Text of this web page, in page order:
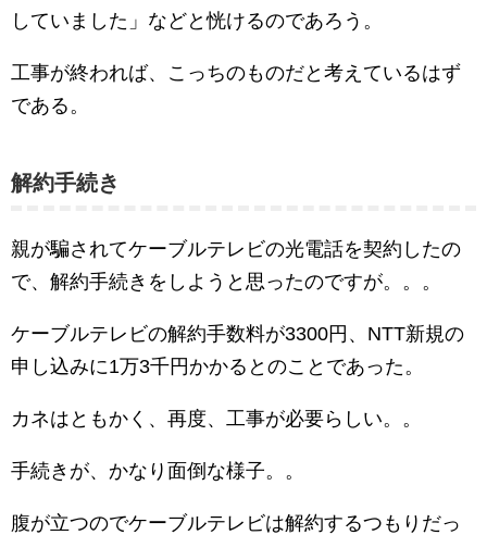
していました」などと恍けるのであろう。
工事が終われば、こっちのものだと考えているはず
である。
解約手続き
親が騙されてケーブルテレビの光電話を契約したの
で、解約手続きをしようと思ったのですが。。。
ケーブルテレビの解約手数料が3300円、NTT新規の
申し込みに1万3千円かかるとのことであった。
カネはともかく、再度、工事が必要らしい。。
手続きが、かなり面倒な様子。。
腹が立つのでケーブルテレビは解約するつもりだっ